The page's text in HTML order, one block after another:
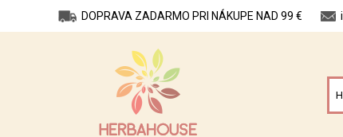
DOPRAVA ZADARMO PRI NÁKUPE NAD 99 €